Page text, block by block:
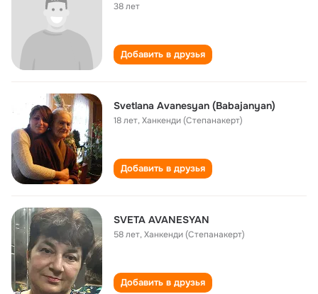
38 лет
Добавить в друзья
Svetlana Avanesyan (Babajanyan)
18 лет,Ханкенди (Степанакерт)
Добавить в друзья
SVETA AVANESYAN
58 лет,Ханкенди (Степанакерт)
Добавить в друзья